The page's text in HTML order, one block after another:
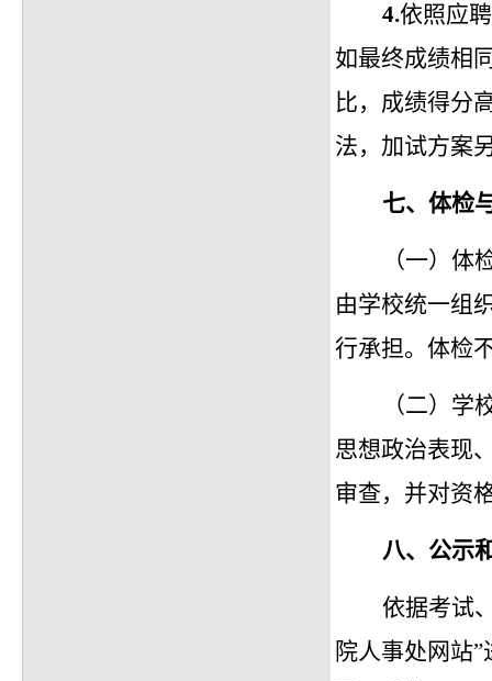
4.依照应
如最终成绩相
比，成绩得分
法，加试方案
七、 体检
（一）
由学校统一组
行承担。体检
（二）
思想政治表现
审查，并对资
八、 公示
依据考试
院人事处网站